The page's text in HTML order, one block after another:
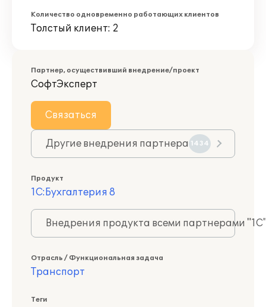
Количество одновременно работающих клиентов
Толстый клиент: 2
Партнер, осуществивший внедрение/проект
СофтЭксперт
Связаться
Другие внедрения партнера 1434
Продукт
1С:Бухгалтерия 8
Внедрения продукта всеми партнерами
Отрасль / Функциональная задача
Транспорт
Теги